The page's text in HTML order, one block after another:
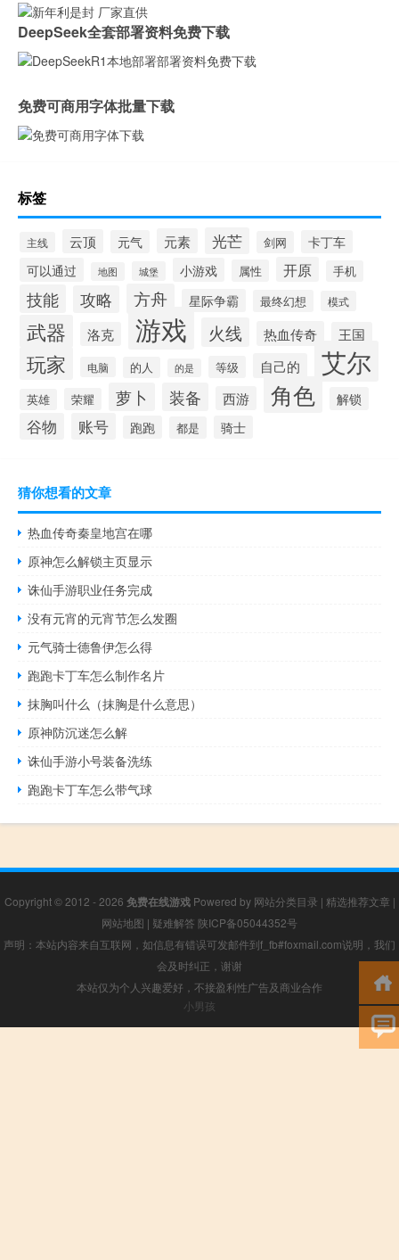
DeepSeek全套部署资料免费下载
免费可商用字体批量下载
标签
主线 云顶 元气 元素 光芒 剑网 卡丁车
可以通过 地图 城堡 小游戏 属性 开原 手机
技能 攻略 方舟 星际争霸 最终幻想 模式
武器 洛克 游戏 火线 热血传奇 王国
玩家 电脑 的人 的是 等级 自己的 艾尔
英雄 荣耀 萝卜 装备 西游 角色 解锁
谷物 账号 跑跑 都是 骑士
猜你想看的文章
热血传奇秦皇地宫在哪
原神怎么解锁主页显示
诛仙手游职业任务完成
没有元宵的元宵节怎么发圈
元气骑士德鲁伊怎么得
跑跑卡丁车怎么制作名片
抹胸叫什么（抹胸是什么意思）
原神防沉迷怎么解
诛仙手游小号装备洗练
跑跑卡丁车怎么带气球
Copyright © 2012 - 2026 免费在线游戏Powered by 网站分类目录 | 精选推荐文章 |
网站地图 | 疑难解答 陕ICP备05044352号
声明：本站内容来自互联网，如信息有错误可发邮件到f_fb#foxmail.com说明，我们
会及时纠正，谢谢
本站仅为个人兴趣爱好，不接盈利性广告及商业合作
小男孩